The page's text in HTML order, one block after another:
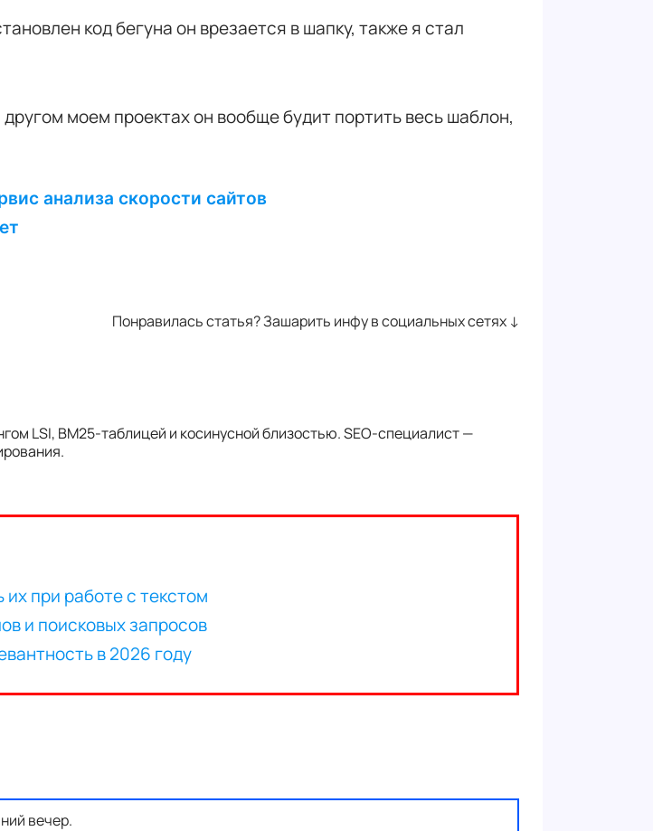
код бегуна он врезается в шапку, также я стал
моем проектах он вообще будит портить весь шаблон,
анализа скорости сайтов
Понравилась статья? Зашарить инфу в социальных сетях ↓
LSI, BM25-таблицей и косинусной близостью. SEO-специалист —
вечер.